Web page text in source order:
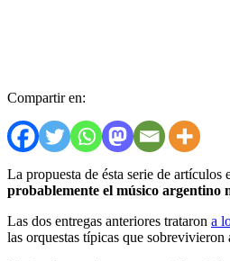
Compartir en:
La propuesta de ésta serie de
probablemente el músico argentino
Las dos entregas anteriores trataron a
las orquestas típicas que